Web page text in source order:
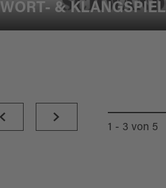
WORT- & KLANGSPIEL
1 - 3 von 5